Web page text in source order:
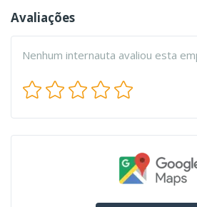
Avaliações
Nenhum internauta avaliou esta